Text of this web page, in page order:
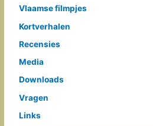
Vlaamse filmpjes
Kortverhalen
Recensies
Media
Downloads
Vragen
Links